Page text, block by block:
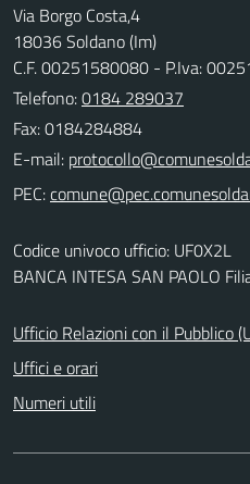
Via Borgo Costa,4
18036 Soldano (Im)
C.F. 00251580080 - P.Iva:
Telefono:0184 289037
Fax: 0184284884
E-mail:
PEC:
Codice univoco ufficio: UF0X2L
BANCA INTESA SAN PAOLO
Ufficio Relazioni con il Pubblico
Uffici e orari
Numeri utili